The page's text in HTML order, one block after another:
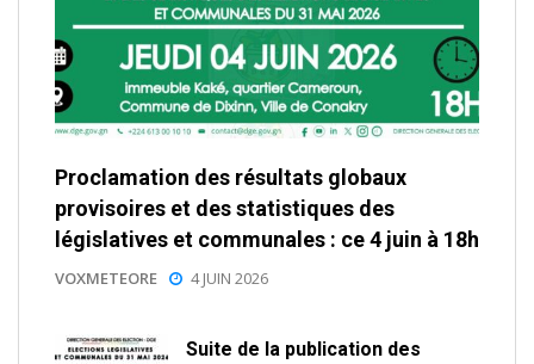
Proclamation des résultats globaux
provisoires et des statistiques des
législatives et communales : ce 4 juin à 18h
VOXMETEORE 4 JUIN 2026
Suite de la publication des